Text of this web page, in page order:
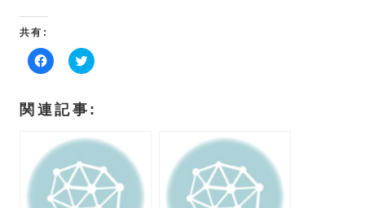
共有:
F
a
b
o
で
共
す
る
に
ク
リ
て
i
t
r
で
関連記事: